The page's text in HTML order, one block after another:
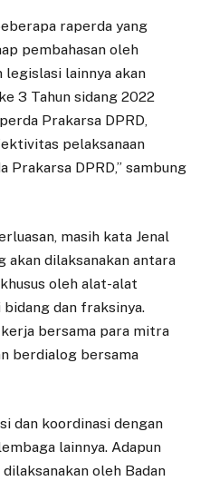
raperda yang
pembahasan oleh
legislasi lainnya akan
3 Tahun sidang 2022
Prakarsa DPRD,
pelaksanaan
Prakarsa DPRD,” sambung
masih kata Jenal
akan dilaksanakan antara
oleh alat-alat
bidang dan fraksinya.
bersama para mitra
berdialog bersama
dan koordinasi dengan
lainnya. Adapun
oleh Badan